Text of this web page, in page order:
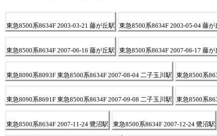
東急8500系8634F 2003-03-21 藤が丘駅 東急8500系8634F 2003-05-04 藤が
東急8500系8634F 2007-06-16 藤が丘駅 東急8500系8634F 2007-06-17 藤が
東急8090系8093F 東急8500系8634F 2007-08-04 二子玉川駅 東急8500系
東急8090系8691F 東急8500系8634F 2007-09-08 二子玉川駅 東急8500系
東急8500系8634F 2007-11-24 鷺沼駅 東急8500系8634F 2007-12-24 鷺沼駅